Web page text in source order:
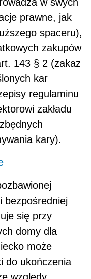
prawne, jak
spaceru),
zakupów
143 § 2 (zakaz
kar
regulaminu
zakładu
kary).
bezpośredniej
się przy
domy dla
może
do ukończenia